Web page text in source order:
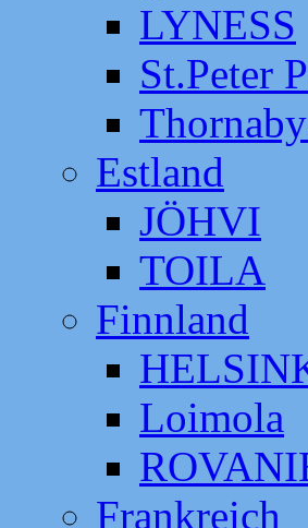
LYNESS
St.Peter
Estland
JÖHVI
TOILA
Finnland
Loimola
Frankreich